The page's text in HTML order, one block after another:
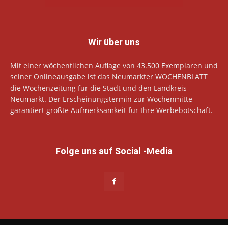
Wir über uns
Mit einer wöchentlichen Auflage von 43.500 Exemplaren und
seiner Onlineausgabe ist das Neumarkter WOCHENBLATT
die Wochenzeitung für die Stadt und den Landkreis
Neumarkt. Der Erscheinungstermin zur Wochenmitte
garantiert größte Aufmerksamkeit für Ihre Werbebotschaft.
Folge uns auf Social -Media